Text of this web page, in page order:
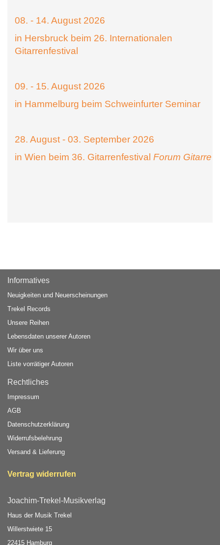
08. - 14. August 2026
in Hersbruck beim 26. Internationalen
Gitarrenfestival
09. - 15. August 2026
in Hammelburg beim Schweinfurter Seminar
28. August - 03. September 2026
in Wien beim 36. Gitarrenfestival Forum Gitarre
Informatives
Neuigkeiten und Neuerscheinungen
Trekel Records
Unsere Reihen
Lebensdaten unserer Autoren
Wir über uns
Liste vorrätiger Autoren
Rechtliches
Impressum
AGB
Datenschutzerklärung
Widerrufsbelehrung
Versand & Lieferung
Vertrag widerrufen
Joachim-Trekel-Musikverlag
Haus der Musik Trekel
Willerstwiete 15
22415 Hamburg